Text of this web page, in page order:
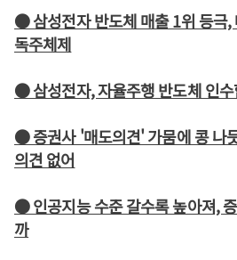
● 삼성전자 반도체 매출 1위 등극,
독주체제
● 삼성전자, 자율주행 반도체 인
● 증권사 '매도의견' 가뭄에 콩 나
의견 없어
● 인공지능 수준 갈수록 높아져,
까